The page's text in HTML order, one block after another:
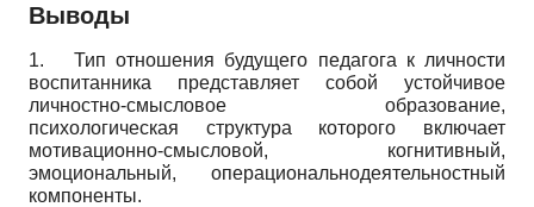
Выводы
1. Тип отношения будущего педагога к личности
воспитанника представляет собой устойчивое
личностно-смысловое образование,
психологическая структура которого включает
мотивационно-смысловой, когнитивный,
эмоциональный, операционально­деятельностный
компоненты.